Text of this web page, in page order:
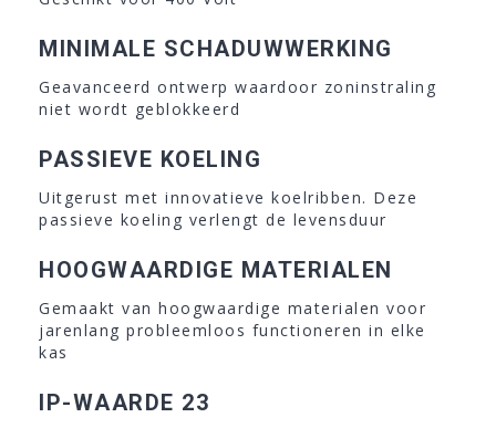
MINIMALE SCHADUWWERKING
Geavanceerd ontwerp waardoor zoninstraling
niet wordt geblokkeerd
PASSIEVE KOELING
Uitgerust met innovatieve koelribben. Deze
passieve koeling verlengt de levensduur
HOOGWAARDIGE MATERIALEN
Gemaakt van hoogwaardige materialen voor
jarenlang probleemloos functioneren in elke
kas
IP-WAARDE 23